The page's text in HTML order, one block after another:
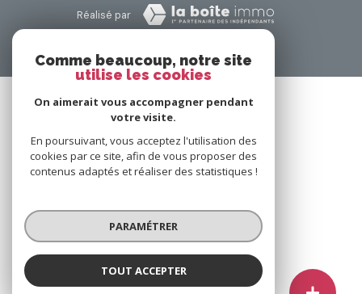
© 2026 | Tous droits réservés
Réalisé par
Comme beaucoup, notre site
utilise les cookies
On aimerait vous accompagner pendant
votre visite.
En poursuivant, vous acceptez l'utilisation des
cookies par ce site, afin de vous proposer des
contenus adaptés et réaliser des statistiques !
PARAMÉTRER
TOUT ACCEPTER